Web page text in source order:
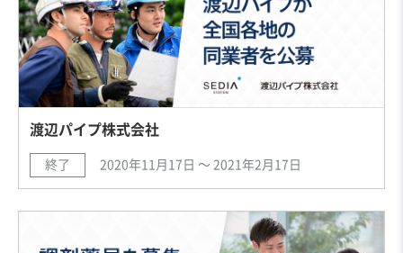
渡辺パイプ株式会社
終了 2020年11月17日 〜 2021年2月17日